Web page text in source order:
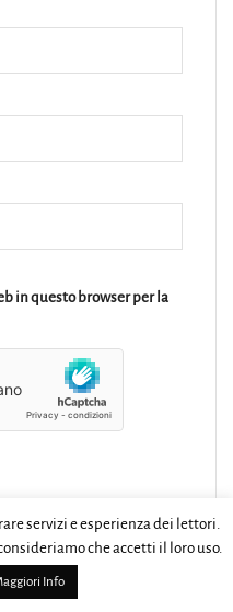
in questo browser per la
servizi e esperienza dei lettori.
che accetti il loro uso.
Info